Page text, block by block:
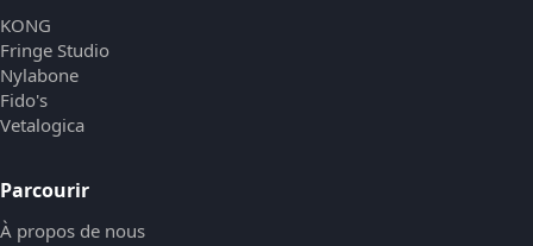
KONG
Fringe Studio
Nylabone
Fido's
Vetalogica
Parcourir
À propos de nous